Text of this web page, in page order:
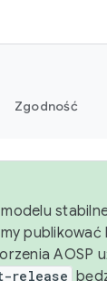
Zgodność
publikować
AOSP
release